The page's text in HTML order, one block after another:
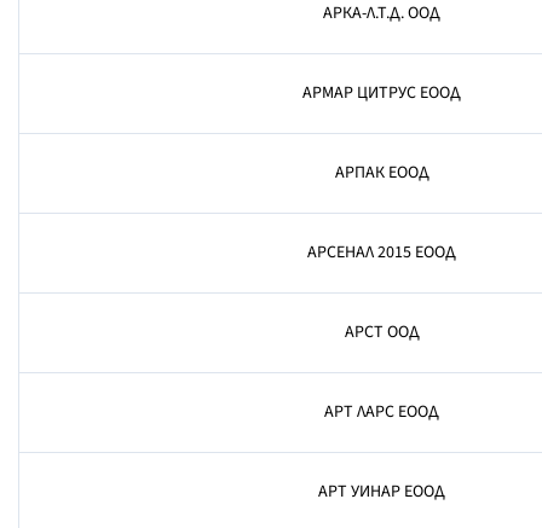
АРКА-Л.Т.Д. ООД
АРМАР ЦИТРУС ЕООД
АРПАК ЕООД
АРСЕНАЛ 2015 ЕООД
АРСТ ООД
АРТ ЛАРС ЕООД
АРТ УИНАР ЕООД